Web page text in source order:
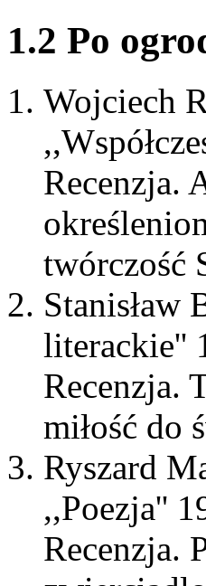
1.2 Po
Wojciech
Recenzja.
twórczość
Stanisław
literackie''
Recenzja.
miłość do
Ryszard
,,Poezja''
Recenzja.